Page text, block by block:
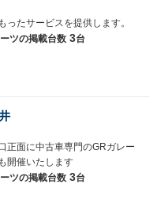
ったサービスを提供します。
ツの掲載台数 3台
正面に中古車専門のGRガレー
開催いたします
ツの掲載台数 3台